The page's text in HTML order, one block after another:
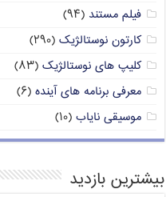
فیلم مستند (۹۴)
کارتون نوستالژیک (۲۹۰)
کلیپ های نوستالژیک (۸۳)
معرفی برنامه های آینده (۶)
موسیقی نایاب (۱۰)
بیشترین بازدید